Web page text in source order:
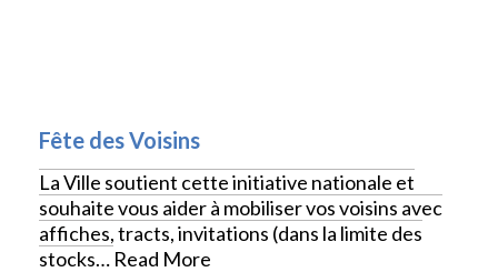
Fête des Voisins
La Ville soutient cette initiative nationale et
souhaite vous aider à mobiliser vos voisins avec
affiches, tracts, invitations (dans la limite des
stocks… Read More